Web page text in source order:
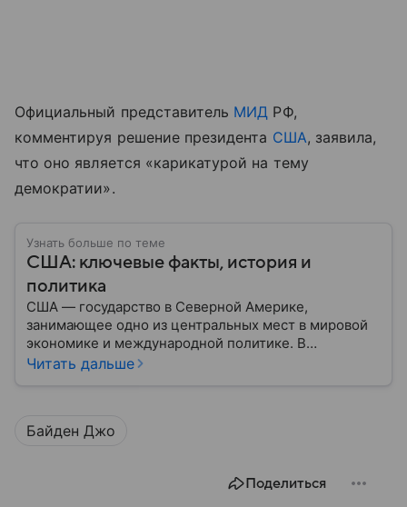
Официальный представитель МИД РФ,
комментируя решение президента США, заявила,
что оно является «карикатурой на тему
демократии».
Узнать больше по теме
США: ключевые факты, история и
политика
США — государство в Северной Америке,
занимающее одно из центральных мест в мировой
экономике и международной политике. В
материале — основные сведения об этой стране.
Читать дальше
Байден Джо
Поделиться